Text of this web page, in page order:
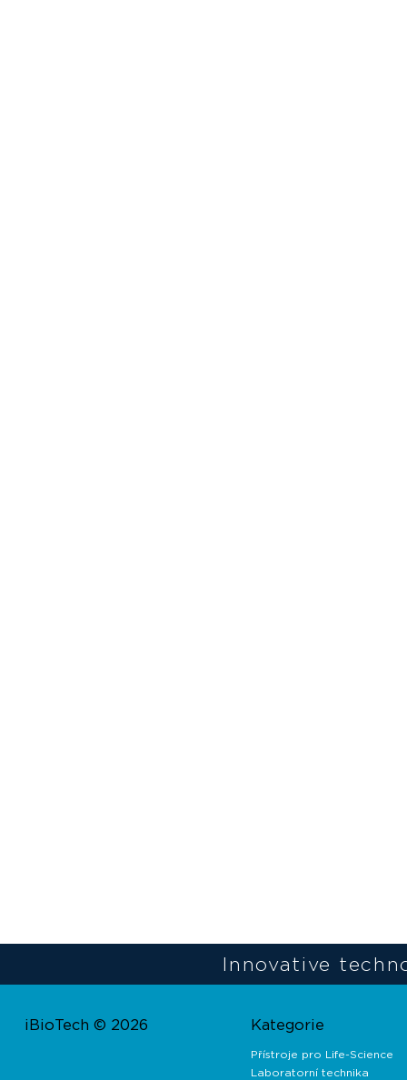
Innovative
iBioTech © 2026 Kategorie
Přístroje pro Life-Science
Laboratorní technika